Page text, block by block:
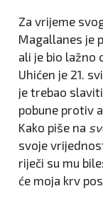
Za vrijeme
Magallanes je
ali je bio lažno
Uhićen je 21.
je trebao
pobune protiv
Kako piše na
svoje
riječi su mu
će moja krv